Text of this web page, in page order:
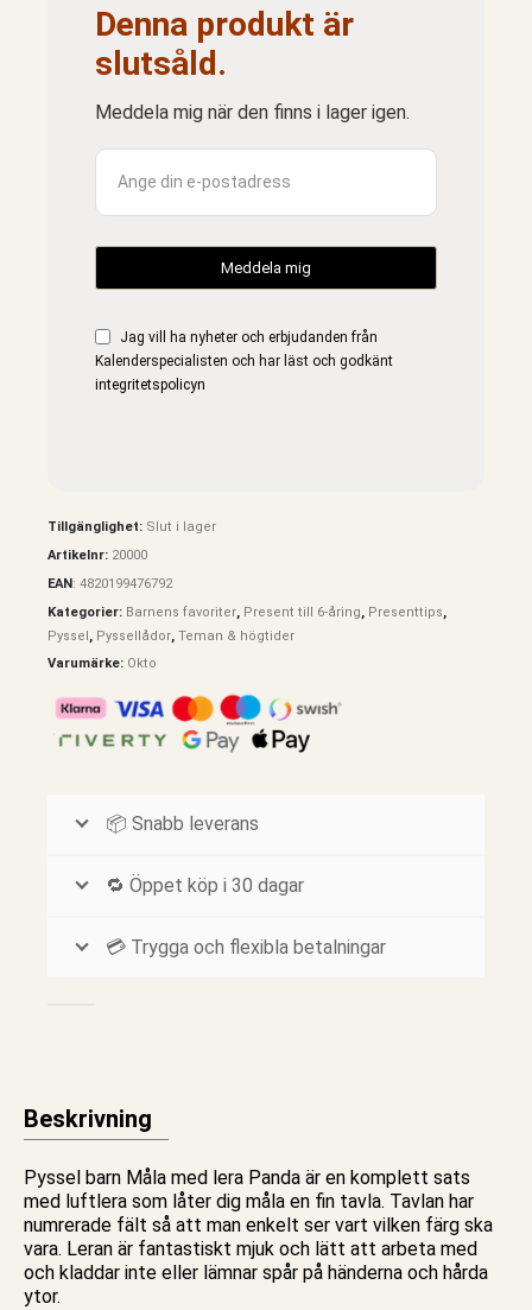
Denna produkt är
slutsåld.
Meddela mig när den finns i lager igen.
Jag vill ha nyheter och erbjudanden från
Kalenderspecialisten och har läst och godkänt
integritetspolicyn
Tillgänglighet: Slut i lager
Artikelnr: 20000
EAN: 4820199476792
Kategorier: Barnens favoriter Present till 6-åring Presenttips
Pyssel
Pyssellådor Teman & högtider
Varumärke: Okto
📦 Snabb leverans
🔁 Öppet köp i 30 dagar
💳 Trygga och flexibla betalningar
Beskrivning
Pyssel barn Måla med lera Panda är en komplett sats
med luftlera som låter dig måla en fin tavla. Tavlan har
numrerade fält så att man enkelt ser vart vilken färg ska
vara. Leran är fantastiskt mjuk och lätt att arbeta med
och kladdar inte eller lämnar spår på händerna och hårda
ytor.